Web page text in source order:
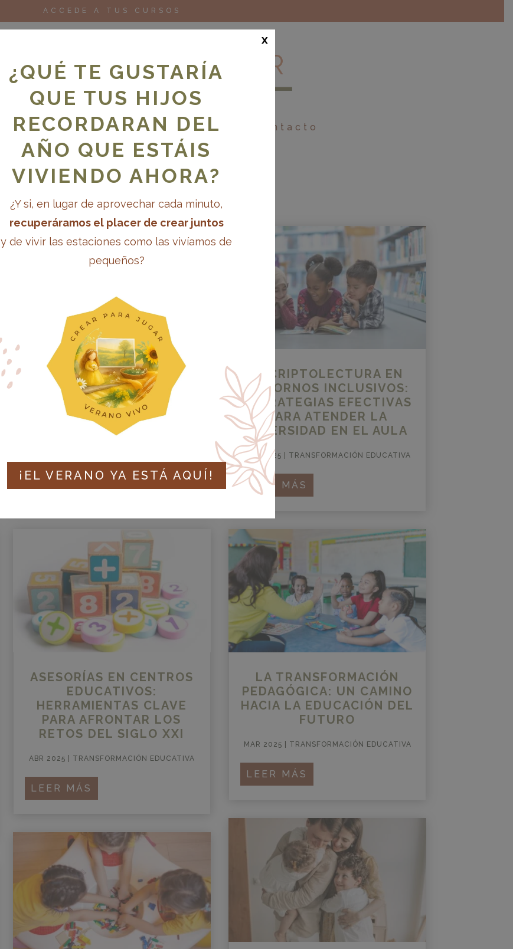
ACCEDE A TUS CURSOS
Cursos Para escuelas Blog Contacto
ESTRATEGIAS
PEDAGÓGICAS PARA
FOMENTAR EL
PENSAMIENTO CRÍTICO
DESDE LA INFANCIA
ASESORÍAS EN CENTROS
EDUCATIVOS:
HERRAMIENTAS CLAVE
PARA AFRONTAR LOS
RETOS DEL SIGLO XXI
ABR 2025 TRANSFORMACIÓN EDUCATIVA
LEER MÁS
ESCRIPTOLECTURA EN
ENTORNOS INCLUSIVOS:
ESTRATEGIAS EFECTIVAS
PARA ATENDER LA
DIVERSIDAD EN EL AULA
MAY 2025 TRANSFORMACIÓN EDUCATIVA
LEER MÁS
LA TRANSFORMACIÓN
PEDAGÓGICA: UN CAMINO
HACIA LA EDUCACIÓN DEL
FUTURO
MAR 2025 TRANSFORMACIÓN EDUCATIVA
LEER MÁS
¿QUÉ TE GUSTARÍA
QUE TUS HIJOS
RECORDARAN DEL
AÑO QUE ESTÁIS
VIVIENDO AHORA?
¿Y si, en lugar de aprovechar cada minuto,
recuperáramos el placer de crear juntos
y de vivir las estaciones como las vivíamos de
pequeños?
¡EL VERANO YA ESTÁ AQUÍ!
x